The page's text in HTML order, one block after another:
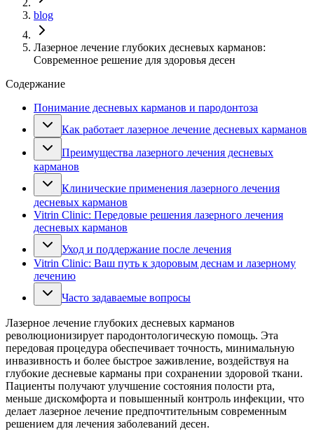
blog
Лазерное лечение глубоких десневых карманов:
Современное решение для здоровья десен
Содержание
Понимание десневых карманов и пародонтоза
Как работает лазерное лечение десневых карманов
Преимущества лазерного лечения десневых
карманов
Клинические применения лазерного лечения
десневых карманов
Vitrin Clinic: Передовые решения лазерного лечения
десневых карманов
Уход и поддержание после лечения
Vitrin Clinic: Ваш путь к здоровым деснам и лазерному
лечению
Часто задаваемые вопросы
Лазерное лечение глубоких десневых карманов
революционизирует пародонтологическую помощь. Эта
передовая процедура обеспечивает точность, минимальную
инвазивность и более быстрое заживление, воздействуя на
глубокие десневые карманы при сохранении здоровой ткани.
Пациенты получают улучшение состояния полости рта,
меньше дискомфорта и повышенный контроль инфекции, что
делает лазерное лечение предпочтительным современным
решением для лечения заболеваний десен.